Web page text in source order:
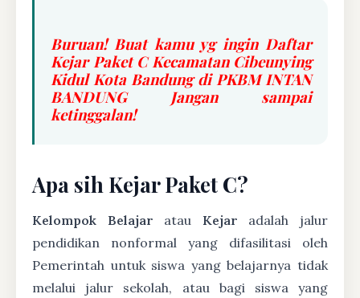
Buruan! Buat kamu yg ingin Daftar
Kejar Paket C Kecamatan Cibeunying
Kidul Kota Bandung di PKBM INTAN
BANDUNG Jangan sampai
ketinggalan!
Apa sih Kejar Paket C?
Kelompok Belajar atau Kejar adalah jalur
pendidikan nonformal yang difasilitasi oleh
Pemerintah untuk siswa yang belajarnya tidak
melalui jalur sekolah, atau bagi siswa yang